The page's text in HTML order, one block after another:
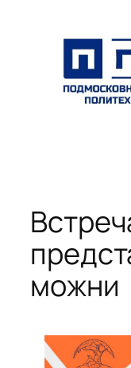
содержимому
можни